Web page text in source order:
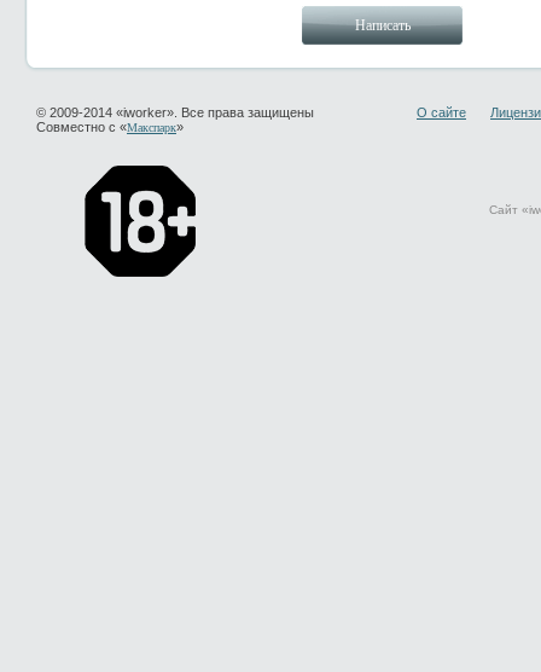
© 2009-2014 «iworker». Все права защищены
Совместно с «Макспарк»
О сайте
Сайт